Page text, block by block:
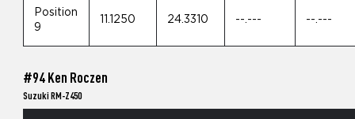
Position
9
11.1250 24.3310 --.--- --.---
#94 Ken Roczen
Suzuki RM-Z450